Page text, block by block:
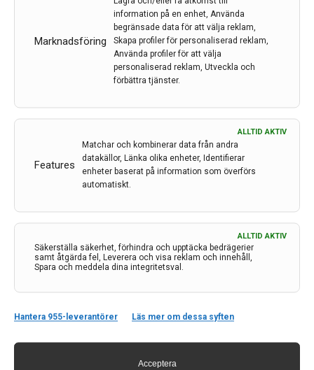
Marknadsföring
information på en enhet, Använda
begränsade data för att välja reklam,
Skapa profiler för personaliserad reklam,
Använda profiler för att välja
personaliserad reklam, Utveckla och
förbättra tjänster.
Features
ALLTID AKTIV
Matchar och kombinerar data från andra
datakällor, Länka olika enheter, Identifierar
enheter baserat på information som överförs
automatiskt.
Säkerställa säkerhet, förhindra och upptäcka bedrägerier
samt åtgärda fel, Leverera och visa reklam och innehåll,
Spara och meddela dina integritetsval.
ALLTID AKTIV
Hantera 955-leverantörer Läs mer om dessa syften
Acceptera
Den starka obehagskänslans plats i hjärnan hittad
Forskare har identifierat en ny nervcellskrets i hjärnan
visa att subtalamus, en struktur i hjärnan som